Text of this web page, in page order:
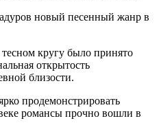
новый песенный жанр в
кругу было принято
открытость
близости.
продемонстрировать
романсы прочно вошли в